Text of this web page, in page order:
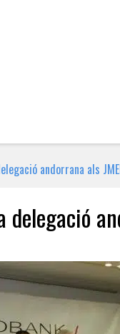
andorrana als
delegació